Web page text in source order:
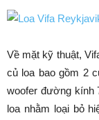
Về mặt kỹ thuật,
củ loa bao gồm 2
woofer đường kính
loa nhằm loại bỏ